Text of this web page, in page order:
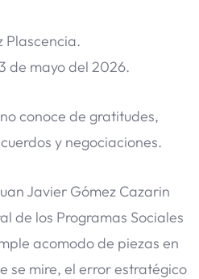
Plascencia.
de mayo del 2026.
conoce de gratitudes,
y negociaciones.
Javier Gómez Cazarin
de los Programas Sociales
acomodo de piezas en
se mire, el error estratégico